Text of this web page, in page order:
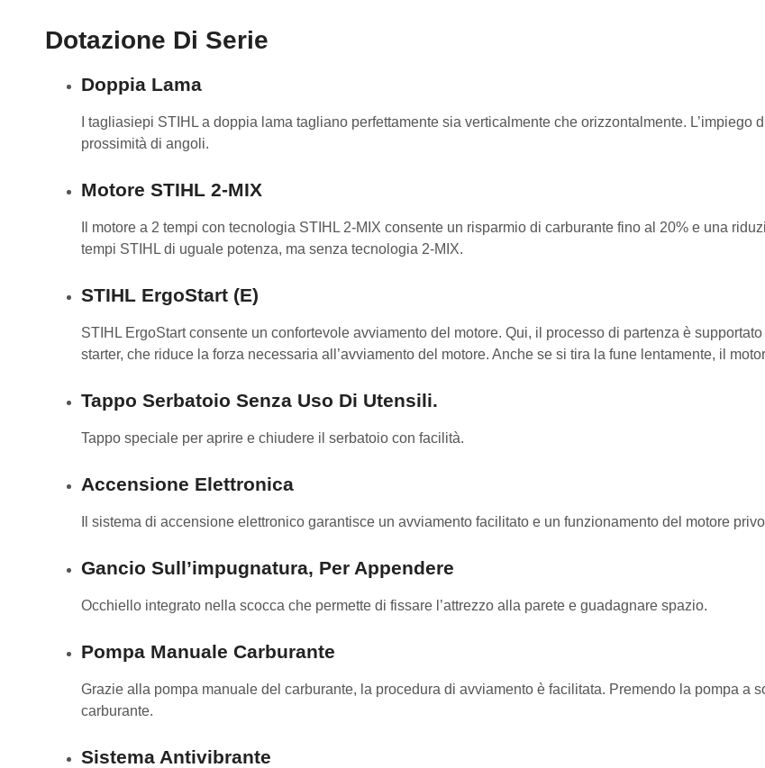
Dotazione Di Serie
Doppia Lama
I tagliasiepi STIHL a doppia lama tagliano perfettamente sia verticalmente che orizzontalmente.
prossimità di angoli.
Motore STIHL 2-MIX
Il motore a 2 tempi con tecnologia STIHL 2-MIX consente un risparmio di carburante fino al 20% e una
tempi STIHL di uguale potenza, ma senza tecnologia 2-MIX.
STIHL ErgoStart (E)
STIHL ErgoStart consente un confortevole avviamento del motore. Qui, il processo di partenza è
starter, che riduce la forza necessaria all’avviamento del motore. Anche se si tira la fune lentamente, il
Tappo Serbatoio Senza Uso Di Utensili.
Tappo speciale per aprire e chiudere il serbatoio con facilità.
Accensione Elettronica
Il sistema di accensione elettronico garantisce un avviamento facilitato e un funzionamento del motore
Gancio Sull’impugnatura, Per Appendere
Occhiello integrato nella scocca che permette di fissare l’attrezzo alla parete e guadagnare spazio.
Pompa Manuale Carburante
Grazie alla pompa manuale del carburante, la procedura di avviamento è facilitata. Premendo la pompa a
carburante.
Sistema Antivibrante